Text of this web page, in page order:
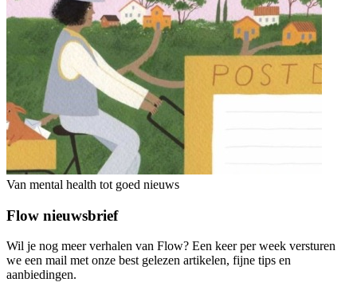
Van mental health tot goed nieuws
Flow nieuwsbrief
Wil je nog meer verhalen van Flow? Een keer per week versturen
we een mail met onze best gelezen artikelen, fijne tips en
aanbiedingen.